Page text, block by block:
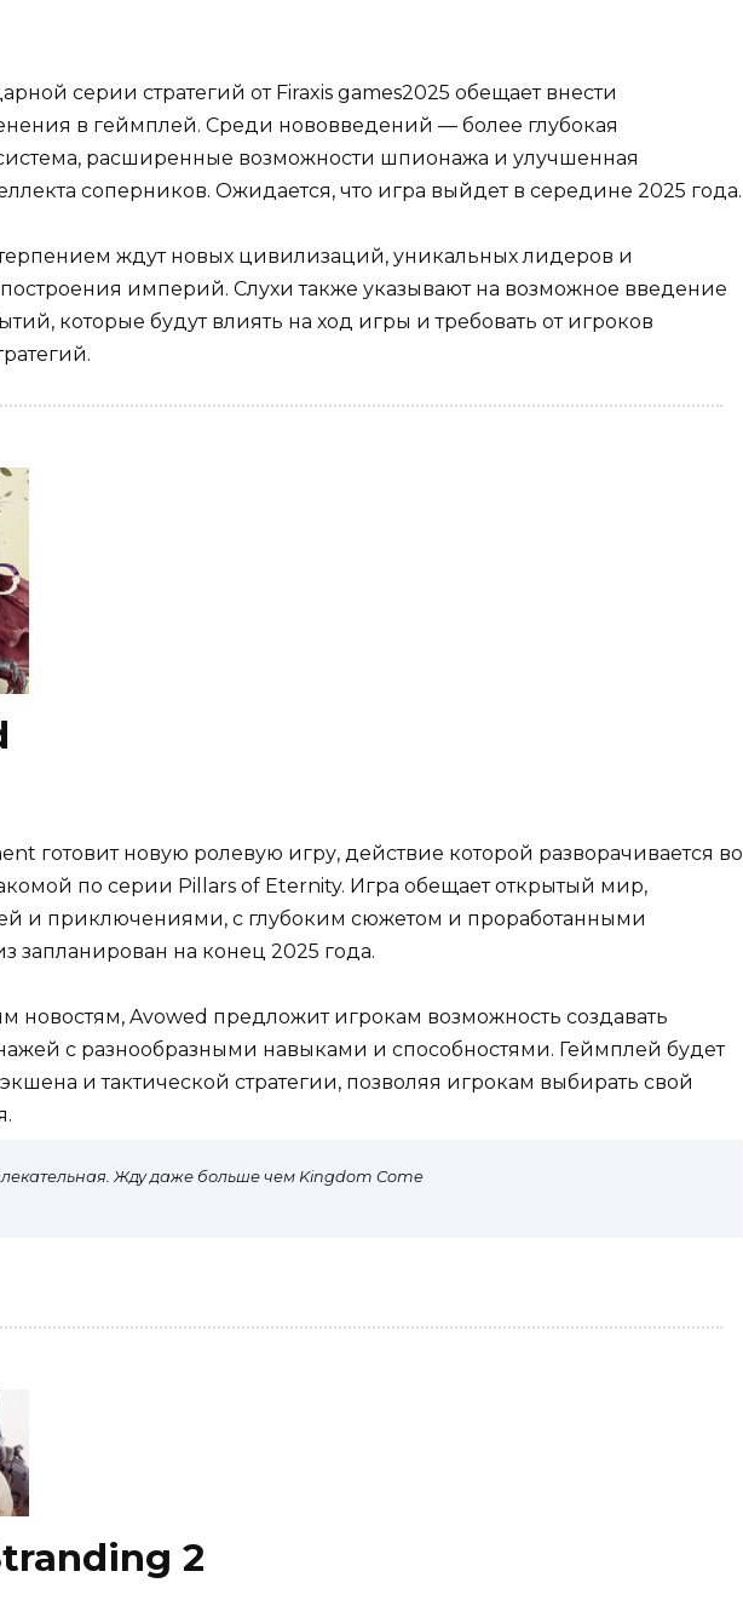
серии стратегий от Firaxis games2025 обещает внести
в геймплей. Среди нововведений — более глубокая
расширенные возможности шпионажа и улучшенная
соперников. Ожидается, что игра выйдет в середине 2025 года.
ждут новых цивилизаций, уникальных лидеров и
империй. Слухи также указывают на возможное введение
которые будут влиять на ход игры и требовать от игроков
готовит новую ролевую игру, действие которой разворачивается во
по серии Pillars of Eternity. Игра обещает открытый мир,
и приключениями, с глубоким сюжетом и проработанными
запланирован на конец 2025 года.
новостям, Avowed предложит игрокам возможность создавать
с разнообразными навыками и способностями. Геймплей будет
и тактической стратегии, позволяя игрокам выбирать свой
Жду даже больше чем Kingdom Come
2